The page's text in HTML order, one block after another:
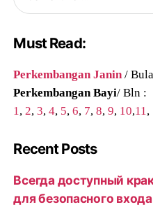
Must Read:
Perkembangan Janin/
Perkembangan Bayi/ Bln :
1,2,3,4, 5,6, 7,8,9, 10,11,
Recent Posts
Всегда доступный
для безопасного входа